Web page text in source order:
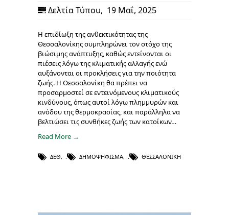
Δελτία Τύπου, 19 Μαΐ, 2025
Η επιδίωξη της ανθεκτικότητας της
Θεσσαλονίκης συμπληρώνει τον στόχο της
βιώσιμης ανάπτυξης, καθώς εντείνονται οι
πιέσεις λόγω της κλιματικής αλλαγής ενώ
αυξάνονται οι προκλήσεις για την ποιότητα
ζωής. Η Θεσσαλονίκη θα πρέπει να
προσαρμοστεί σε εντεινόμενους κλιματικούς
κινδύνους, όπως αυτοί λόγω πλημμυρών και
ανόδου της θερμοκρασίας, και παράλληλα να
βελτιώσει τις συνθήκες ζωής των κατοίκων…
Read More →
ΔΕΘ, ΔΗΜΟΨΉΦΙΣΜΑ, ΘΕΣΣΑΛΟΝΊΚΗ